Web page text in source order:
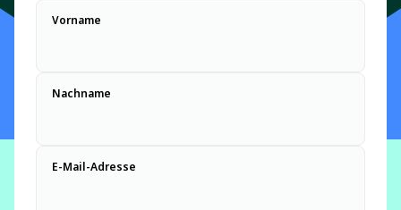
Vorname
Nachname
E-Mail-Adresse